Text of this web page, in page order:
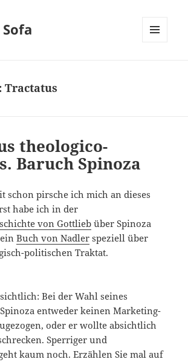
Tractatus
theologico-
Baruch Spinoza
schon pirsche ich mich an dieses
habe ich in der
von Gottlieb über Spinoza
einBuch von Nadler speziell über
politischen Traktat.
Bei der Wahl seines
entweder keinen Marketing-
oder er wollte absichtlich
Sperriger und
kaum noch. Erzählen Sie mal auf